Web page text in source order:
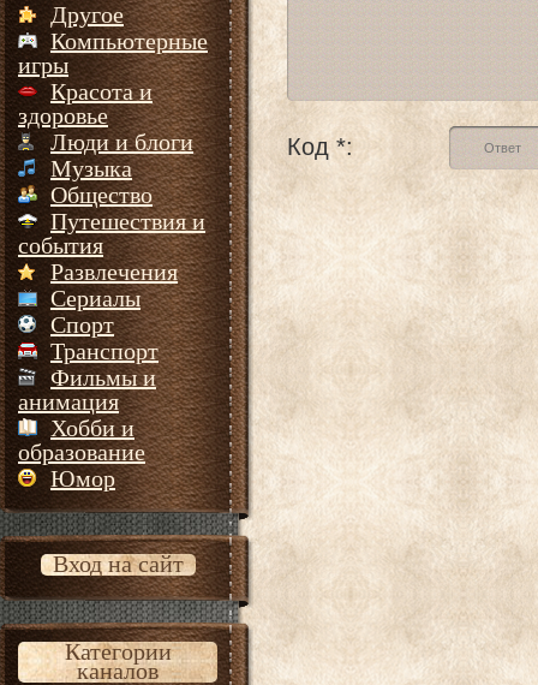
Другое
Компьютерные
игры
Красота и
здоровье
Люди и блоги
Музыка
Общество
Путешествия и
события
Развлечения
Сериалы
Спорт
Транспорт
Фильмы и
анимация
Хобби и
образование
Юмор
Вход на сайт
Категории
каналов
Код *: